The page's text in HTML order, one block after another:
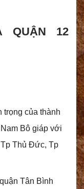
QUẬN 12
trọng của thành
Bô giáp với
Tp Thủ Đức, Tp
Tân Bình